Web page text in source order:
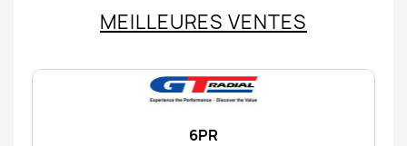
MEILLEURES VENTES
6PR